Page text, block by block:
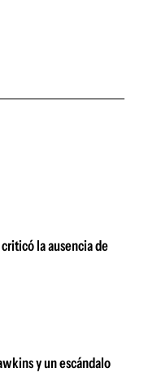
la ausencia de
y un escándalo